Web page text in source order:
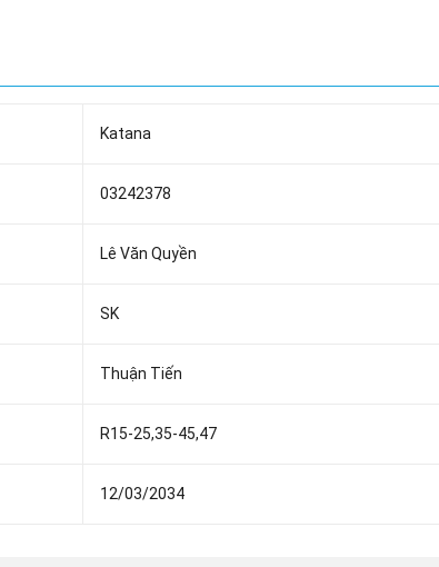
Katana
03242378
Lê Văn Quyền
SK
Thuận Tiến
R15-25,35-45,47
12/03/2034